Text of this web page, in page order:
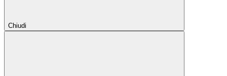
Chiudi